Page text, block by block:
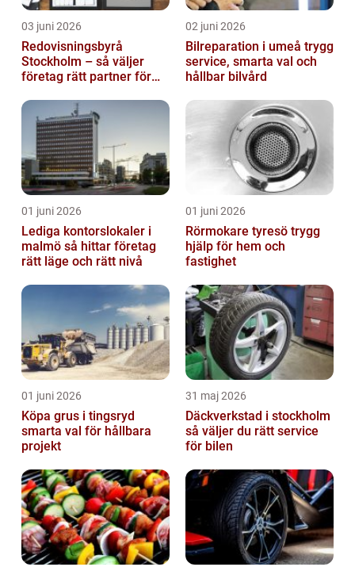
03 juni 2026
Redovisningsbyrå
Stockholm – så väljer
företag rätt partner för
02 juni 2026
Bilreparation i umeå trygg
service, smarta val och
hållbar bilvård
01 juni 2026
Lediga kontorslokaler i
malmö så hittar företag
rätt läge och rätt nivå
01 juni 2026
Rörmokare tyresö trygg
hjälp för hem och
fastighet
01 juni 2026
Köpa grus i tingsryd
smarta val för hållbara
projekt
31 maj 2026
Däckverkstad i stockholm
så väljer du rätt service
för bilen